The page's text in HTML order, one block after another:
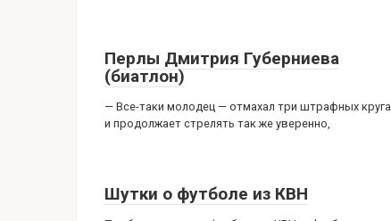
Перлы Дмитрия Губерниева
(биатлон)
— Все-таки молодец — отмахал три штрафных круга
и продолжает стрелять так же уверенно,
Шутки о футболе из КВН